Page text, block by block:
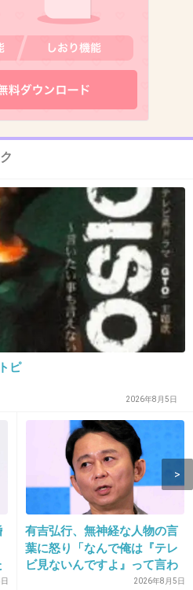
-51
-151
-166
く感じられるけど要は
ピ
2026年8月5日
有吉弘行、無神経な人物の言
葉に怒り「なんで俺は『テレ
ビ見ないんですよ』って言わ
れなきゃいけないの？ふざけ
2026年8月5日